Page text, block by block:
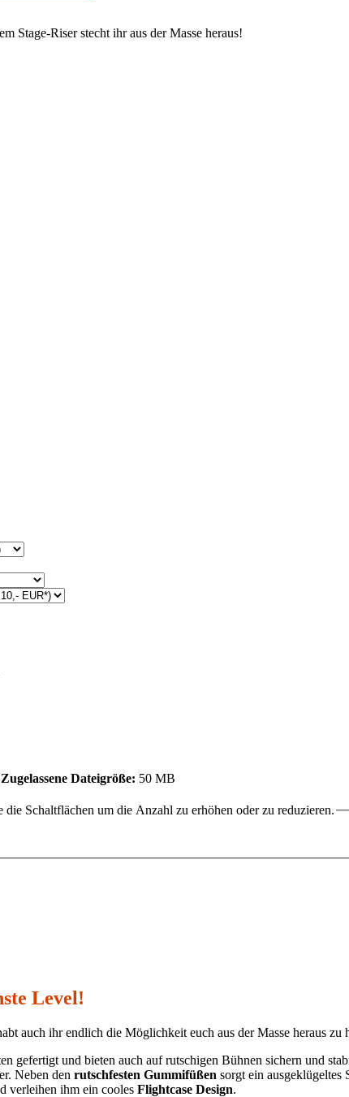
Stage-Riser stecht ihr aus der Masse heraus!
Zugelassene Dateigröße: 50 MB
Schaltflächen um die Anzahl zu erhöhen oder zu reduzieren.
Level!
auch ihr endlich die Möglichkeit euch aus der Masse heraus zu
gefertigt und bieten auch auf rutschigen Bühnen sichern und
Neben den rutschfesten Gummifüßen sorgt ein
verleihen ihm ein cooles Flightcase Design.